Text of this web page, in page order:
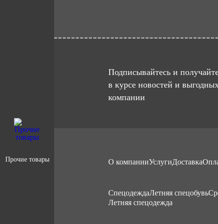
Прочие товары
Подписывайтесь и
в курсе новостей и
компании
О компанииУслугиДоставка
CпецодеждаЛетняя спецобувь
Летняя спецодежда